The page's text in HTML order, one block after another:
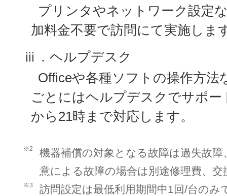
プリンタやネットワーク設定
加料金不要で訪問にて実施しま
ⅲ．ヘルプデスク
Officeや各種ソフトの操作方法
ごとにはヘルプデスクでサポー
から21時まで対応します。
※2
機器補償の対象となる故障は過失故
意による故障の場合は別途修理費、
※3
訪問設定は最低利用期間中1回/台の